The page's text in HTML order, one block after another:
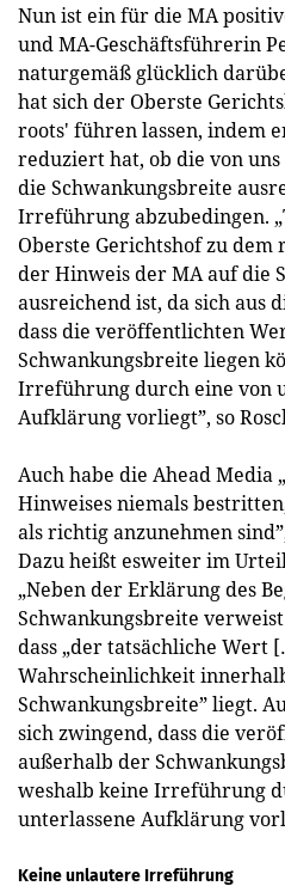
Nun ist ein für die MA
und MA-Geschäftsführerin
naturgemäß glücklich
hat sich der Oberste
roots' führen lassen, indem
reduziert hat, ob die von
die Schwankungsbreite
Irreführung abzubedingen.
Oberste Gerichtshof zu dem
der Hinweis der MA auf die
ausreichend ist, da sich aus
dass die veröffentlichten
Schwankungsbreite liegen
Irreführung durch eine von
Aufklärung vorliegt”, so
Auch habe die Ahead Media
Hinweises niemals
als richtig anzunehmen
Dazu heißt esweiter im
„Neben der Erklärung des
Schwankungsbreite
dass „der tatsächliche Wert
Wahrscheinlichkeit
Schwankungsbreite” liegt.
sich zwingend, dass die
außerhalb der
weshalb keine Irreführung
unterlassene Aufklärung
Keine unlautere Irreführung